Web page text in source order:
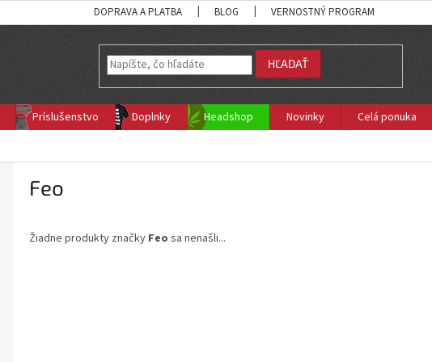
DOPRAVA A PLATBA BLOG VERNOSTNÝ PROGRAM
HĽADAŤ
Príslušenstvo Doplnky Headshop Novinky Celá ponuka
Feo
Žiadne produkty značky Feo sa nenašli...